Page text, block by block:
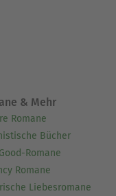
& Mehr
Romane
Bücher
Romane
Romane
Liebesromane